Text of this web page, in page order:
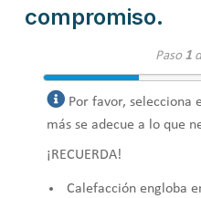
compromiso.
Paso 1
Por favor, selecciona
más se adecue a lo que
¡RECUERDA!
Calefacción engloba